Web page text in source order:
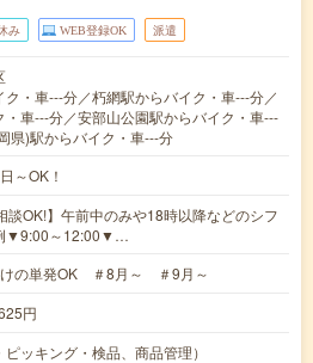
み WEB登録OK 派遣
・車---分／朽網駅からバイク・車---分／
・車---分／安部山公園駅からバイク・車---
県)駅からバイク・車---分
～OK！
談OK!】午前中のみや18時以降などのシフ
▼9:00～12:00▼…
の単発OK ＃8月～ ＃9月～
円
ッキング・検品、商品管理）